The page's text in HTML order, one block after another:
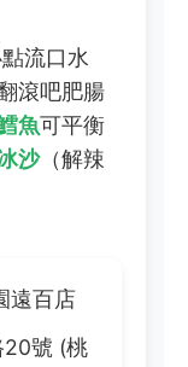
流口水
滾吧肥腸
魚可平衡
沙（解辣
遠百店
20號 (桃